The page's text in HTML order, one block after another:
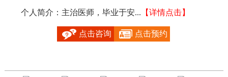
个人简介：主治医师，毕业于安... 【详情点击】
点击咨询 点击预约